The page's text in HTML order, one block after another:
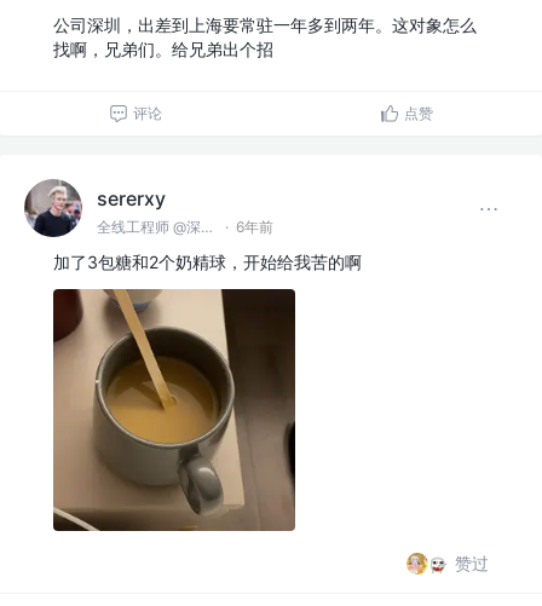
公司深圳，出差到上海要常驻一年多到两年。这对象怎么
找啊，兄弟们。给兄弟出个招
评论 点赞
sererxy
全线工程师 @深圳某公司 · 6年前
加了3包糖和2个奶精球，开始给我苦的啊
赞过